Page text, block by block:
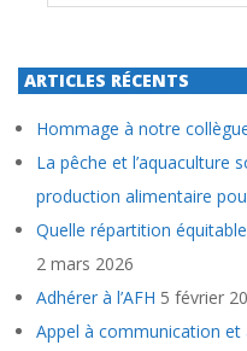
ARTICLES RÉCENTS
Hommage à notre
La pêche et l’aquaculture
production alimentaire
Quelle répartition
2 mars 2026
Adhérer à l’AFH 5 février
Appel à communication